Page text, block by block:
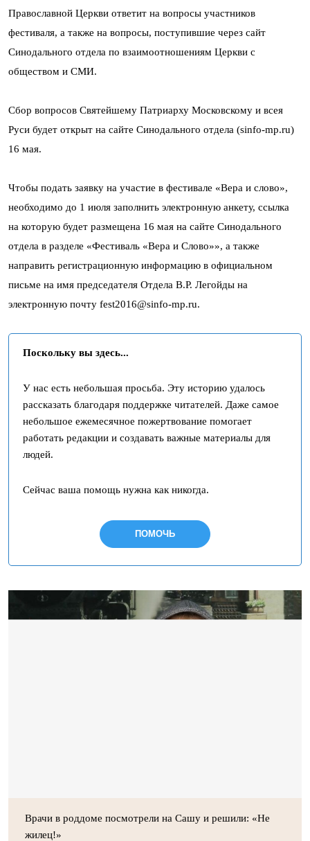
Православной Церкви ответит на вопросы участников
фестиваля, а также на вопросы, поступившие через сайт
Синодального отдела по взаимоотношениям Церкви с
обществом и СМИ.
Сбор вопросов Святейшему Патриарху Московскому и всея
Руси будет открыт на сайте Синодального отдела (sinfo-mp.ru)
16 мая.
Чтобы подать заявку на участие в фестивале «Вера и слово»,
необходимо до 1 июля заполнить электронную анкету, ссылка
на которую будет размещена 16 мая на сайте Синодального
отдела в разделе «Фестиваль «Вера и Слово»», а также
направить регистрационную информацию в официальном
письме на имя председателя Отдела В.Р. Легойды на
электронную почту fest2016@sinfo-mp.ru.
Поскольку вы здесь...
У нас есть небольшая просьба. Эту историю удалось
рассказать благодаря поддержке читателей. Даже самое
небольшое ежемесячное пожертвование помогает
работать редакции и создавать важные материалы для
людей.
Сейчас ваша помощь нужна как никогда.
ПОМОЧЬ
Врачи в роддоме посмотрели на Сашу и решили: «Не
жилец!»